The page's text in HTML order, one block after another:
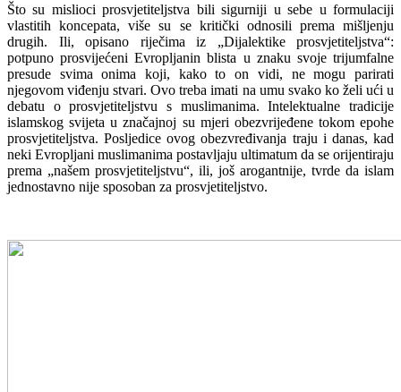
Što su mislioci prosvjetiteljstva bili sigurniji u sebe u formulaciji
vlastitih koncepata, više su se kritički odnosili prema mišljenju
drugih. Ili, opisano riječima iz „Dijalektike prosvjetiteljstva“:
potpuno prosvijećeni Evropljanin blista u znaku svoje trijumfalne
presude svima onima koji, kako to on vidi, ne mogu parirati
njegovom viđenju stvari. Ovo treba imati na umu svako ko želi ući u
debatu o prosvjetiteljstvu s muslimanima. Intelektualne tradicije
islamskog svijeta u značajnoj su mjeri obezvrijeđene tokom epohe
prosvjetiteljstva. Posljedice ovog obezvređivanja traju i danas, kad
neki Evropljani muslimanima postavljaju ultimatum da se orijentiraju
prema „našem prosvjetiteljstvu“, ili, još arogantnije, tvrde da islam
jednostavno nije sposoban za prosvjetiteljstvo.